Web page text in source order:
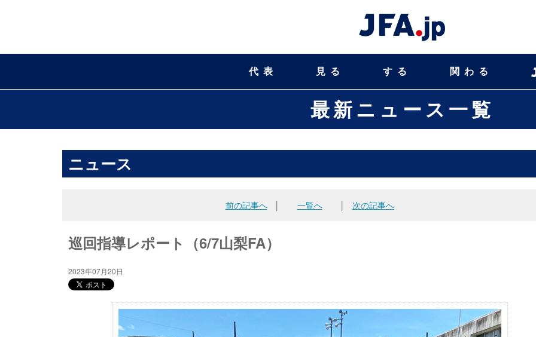
代表 見る する 関わる
最新ニュース一覧
ニュース
前の記事へ│ 一覧へ 次の記事へ
巡回指導レポート（6/7山梨FA）
2023年07月20日